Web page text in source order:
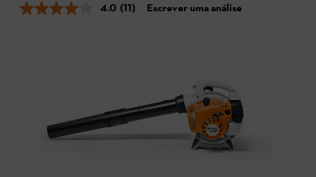
4.0 (11) Escrever uma análise